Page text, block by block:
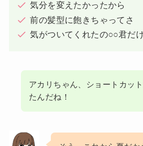
気分を変えたかったから
前の髪型に飽きちゃってさ
気がついてくれたの○○君だ
アカリちゃん、ショートカッ
たんだね！